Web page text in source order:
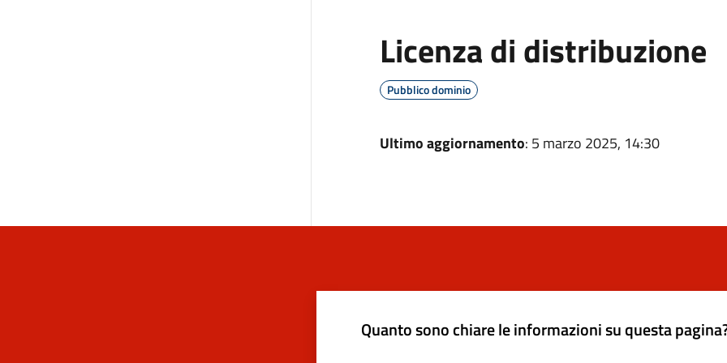
Licenza di distribuzione
Pubblico dominio
Ultimo aggiornamento: 5 marzo 2025, 14:30
Quanto sono chiare le informazioni su questa